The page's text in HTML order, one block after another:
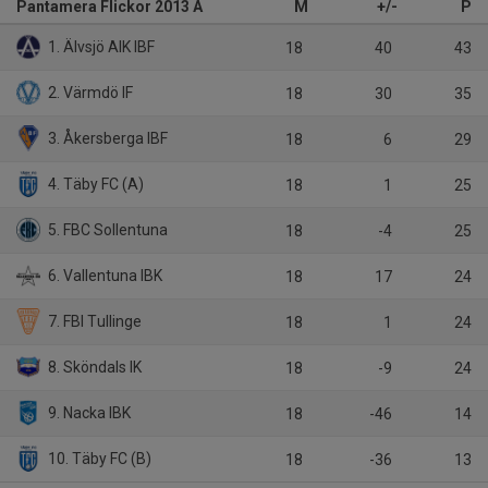
Pantamera Flickor 2013 A M +/- P
1. Älvsjö AIK IBF 18 40 43
2. Värmdö IF 18 30 35
3. Åkersberga IBF 18 6 29
4. Täby FC (A) 18 1 25
5. FBC Sollentuna 18 -4 25
6. Vallentuna IBK 18 17 24
7. FBI Tullinge 18 1 24
8. Sköndals IK 18 -9 24
9. Nacka IBK 18 -46 14
10. Täby FC (B) 18 -36 13